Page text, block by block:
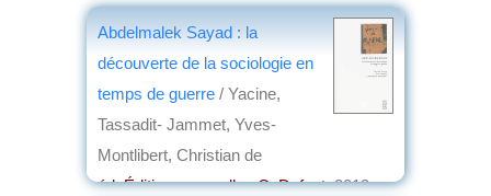
Abdelmalek Sayad : la
découverte de la sociologie en
temps de guerre / Yacine,
Tassadit- Jammet, Yves-
Montlibert, Christian de
éd. Éditions nouvelles C. Defaut, 2013